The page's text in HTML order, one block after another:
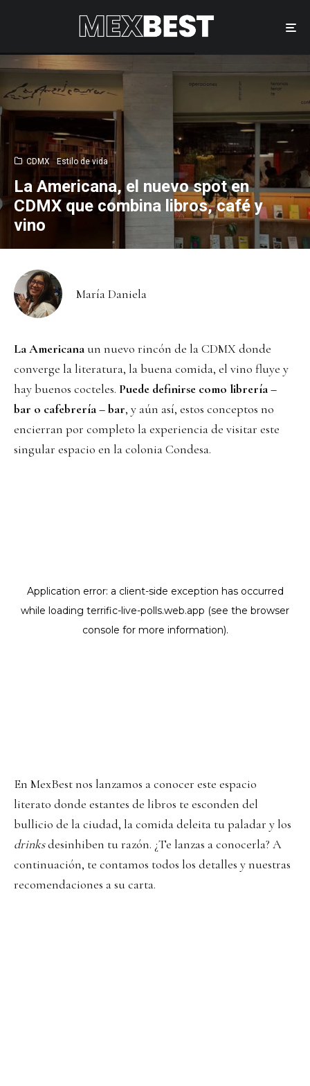
CDMX Estilo de vida
La Americana, el nuevo spot en
CDMX que combina libros, café y
vino
María Daniela
La Americana un nuevo rincón de la CDMX donde
converge la literatura, la buena comida, el vino fluye y
hay buenos cocteles. Puede definirse como librería –
bar o cafebrería – bar, y aún así, estos conceptos no
encierran por completo la experiencia de visitar este
singular espacio en la colonia Condesa.
En MexBest nos lanzamos a conocer este espacio
literato donde estantes de libros te esconden del
bullicio de la ciudad, la comida deleita tu paladar y los
drinksdesinhiben tu razón. ¿Te lanzas a conocerla? A
continuación, te contamos todos los detalles y nuestras
recomendaciones a su carta.